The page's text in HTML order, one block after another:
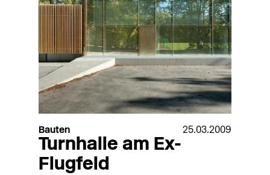
Bauten 25.03.2009
Turnhalle am Ex-
Flugfeld